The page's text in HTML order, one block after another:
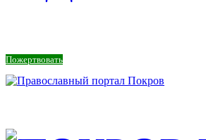
Пожертвовать